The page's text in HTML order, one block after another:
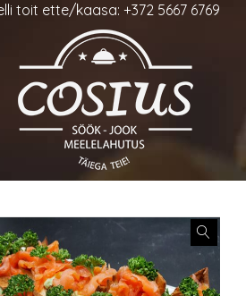
toit ette/kaasa: +372 5667 6769